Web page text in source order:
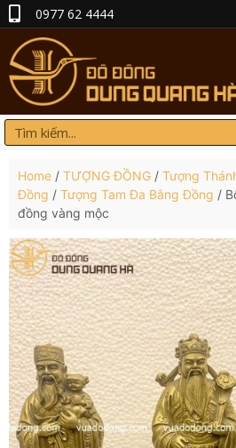
0977 62 4444
Home / TƯỢNG ĐỒNG / Tượng
Đồng / Tượng Tam Đa Bằng Đồng /
đồng vàng mộc